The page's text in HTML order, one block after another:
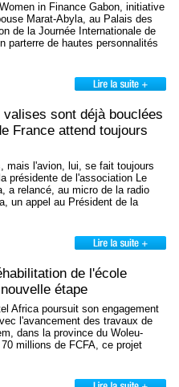
in Finance Gabon, initiative
Marat-Abyla, au Palais des
de la Journée Internationale de
parterre de hautes personnalités
sont déjà bouclées
France attend toujours
mais l'avion, lui, se fait toujours
présidente de l'association Le
a relancé, au micro de la radio
un appel au Président de la
de l'école
étape
Africa poursuit son engagement
l'avancement des travaux de
dans la province du Woleu-
millions de FCFA, ce projet